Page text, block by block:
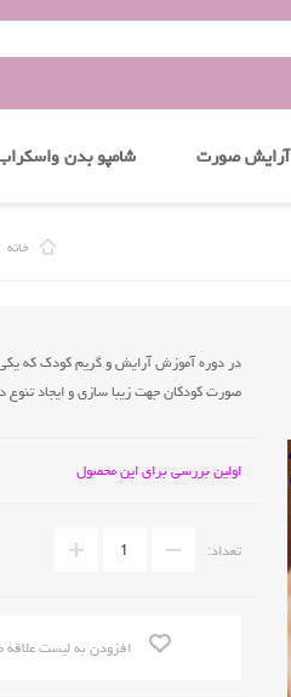
آرایش صورت شامپو بدن
خانه
در دوره آموزش آرایش و گریم کودک که
صورت کودکان جهت زیبا سازی و ایجاد
اولین بررسی برای این محصول
تعداد:
افزودن به لیست علاقه